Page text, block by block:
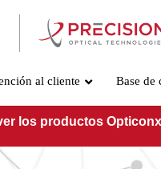
al cliente Base de
los productos